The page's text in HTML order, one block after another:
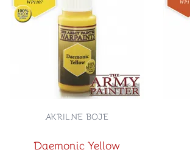
Daemonic Yellow
AKRILNE BOJE